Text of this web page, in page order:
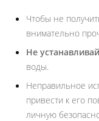
Чтобы не
внимательно
Не
воды.
Неправильное
привести к его
личную